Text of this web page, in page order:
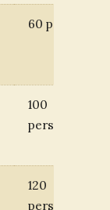
60 pers.
100
pers.
120
pers.